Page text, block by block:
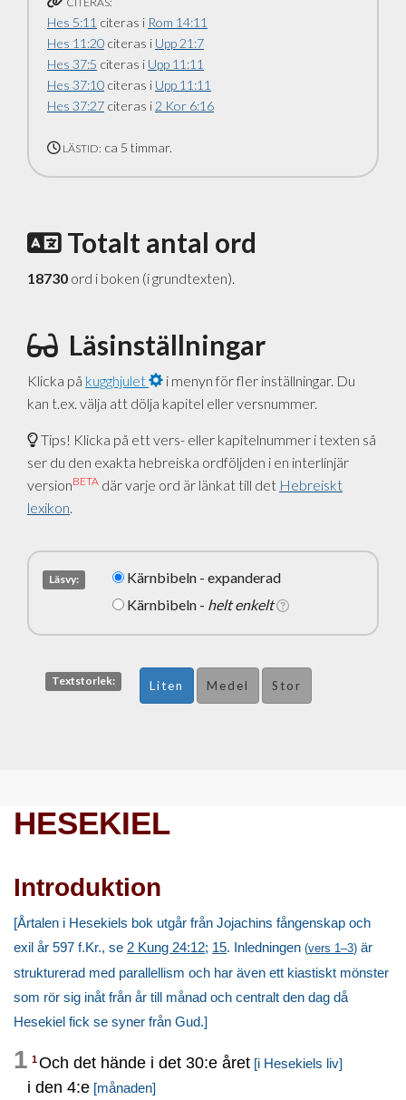
Hes 5:11 citeras i Rom 14:11
Hes 11:20 citeras i Upp 21:7
Hes 37:5 citeras i Upp 11:11
Hes 37:10 citeras i Upp 11:11
Hes 37:27 citeras i2 Kor 6:16
LÄSTID: ca 5 timmar.
Totalt antal ord
18730 ord i boken (i grundtexten).
Läsinställningar
Klicka på kugghjulet
i menyn för fler inställningar. Du
kan t.ex. välja att dölja kapitel eller versnummer.
Tips! Klicka på ett vers- eller kapitelnummer i texten så
ser du den exakta hebreiska ordföljden i en interlinjär
versionBETA där varje ord är länkat till det Hebreiskt
lexikon.
Läsvy:
Kärnbibeln - expanderad
Kärnbibeln - helt enkelt
Textstorlek: Liten Medel Stor
HESEKIEL
Introduktion
[Årtalen i Hesekiels bok utgår från Jojachins fångenskap och
exil år 597 f.Kr., se 2 Kung 24:12; 15. Inledningen (vers 1–3) är
strukturerad med parallellism och har även ett kiastiskt mönster
som rör sig inåt från år till månad och centralt den dag då
Hesekiel fick se syner från Gud.]
1 1Och det hände i det 30:e året [i Hesekiels liv]
i den 4:e [månaden]